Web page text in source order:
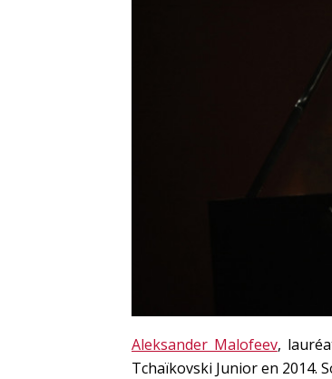
Aleksander Malofeev,
Tchaïkovski Junior en 2014.